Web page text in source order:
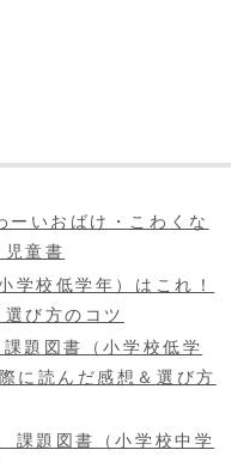
ーいおばけ・こわくな
童書
学校低学年）はこれ！
び方のコツ
題図書（小学校低学
に読んだ感想＆選び方
課題図書（小学校中学